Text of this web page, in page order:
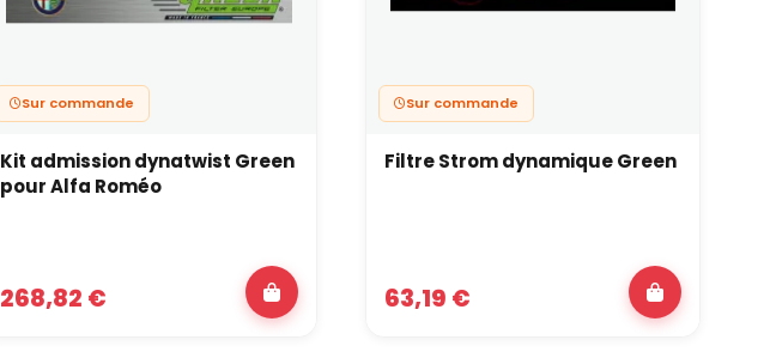
Sur commande
Kit admission dynatwist Green
pour Alfa Roméo
268,82 €
Sur commande
Filtre Strom dynamique Green
63,19 €